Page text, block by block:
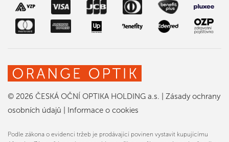
© 2026 ČESKÁ OČNÍ OPTIKA HOLDING a.s.
Zásady ochrany
osobních údajů
Informace o cookies
Podle zákona o evidenci tržeb je prodávající povinen vystavit kupujícímu